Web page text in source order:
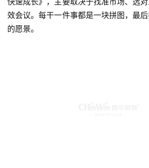
效会议。每干一件事都是一块拼图，最
的愿景。